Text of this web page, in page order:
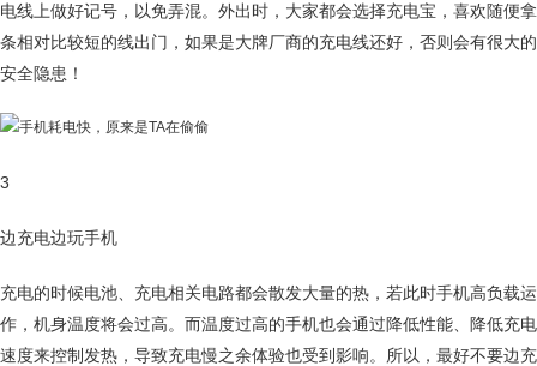
电线上做好记号，以免弄混。外出时，大家都会选择充电宝，喜欢随便拿
条相对比较短的线出门，如果是大牌厂商的充电线还好，否则会有很大的
安全隐患！
3
边充电边玩手机
充电的时候电池、充电相关电路都会散发大量的热，若此时手机高负载运
作，机身温度将会过高。而温度过高的手机也会通过降低性能、降低充电
速度来控制发热，导致充电慢之余体验也受到影响。所以，最好不要边充